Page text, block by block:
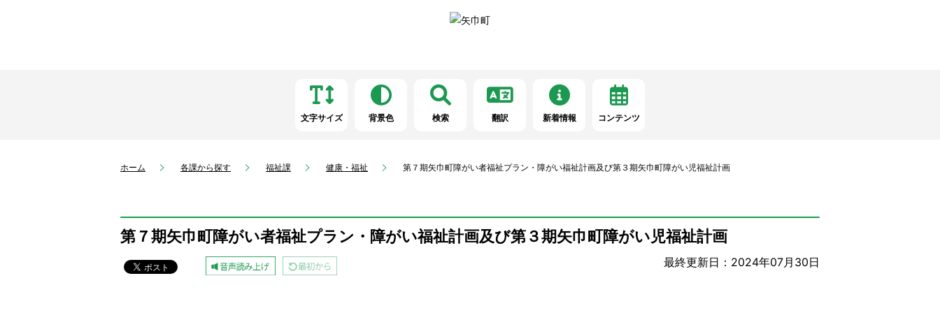
文字サイズ 背景色 検索 翻訳 新着情報 コンテンツ
ホーム 各課から探す 福祉課 健康・福祉 第７期矢巾町障がい者福祉プラン・障がい福祉計画及び第３期矢巾町障がい児福祉計画
第７期矢巾町障がい者福祉プラン・障がい福祉計画及び第３期矢巾町障がい児福祉計画
最終更新日：2024年07月30日